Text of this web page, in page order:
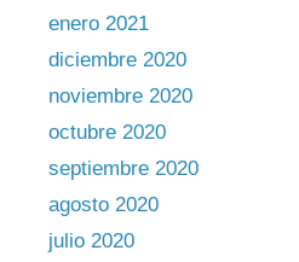
enero 2021
diciembre 2020
noviembre 2020
octubre 2020
septiembre 2020
agosto 2020
julio 2020